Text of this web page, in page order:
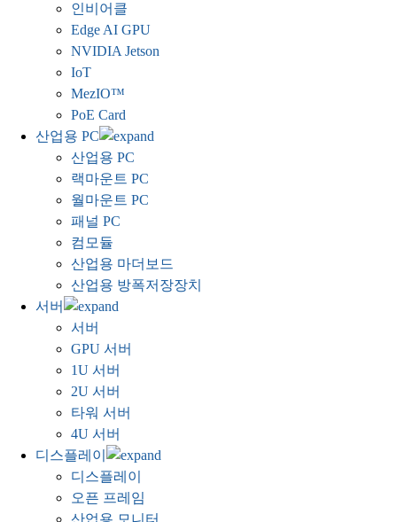
인비어클
Edge AI GPU
NVIDIA Jetson
IoT
MezIO™
PoE Card
산업용 PC
산업용 PC
랙마운트 PC
월마운트 PC
패널 PC
컴모듈
산업용 마더보드
산업용 방폭저장장치
서버
서버
GPU 서버
1U 서버
2U 서버
타워 서버
4U 서버
디스플레이
디스플레이
오픈 프레임